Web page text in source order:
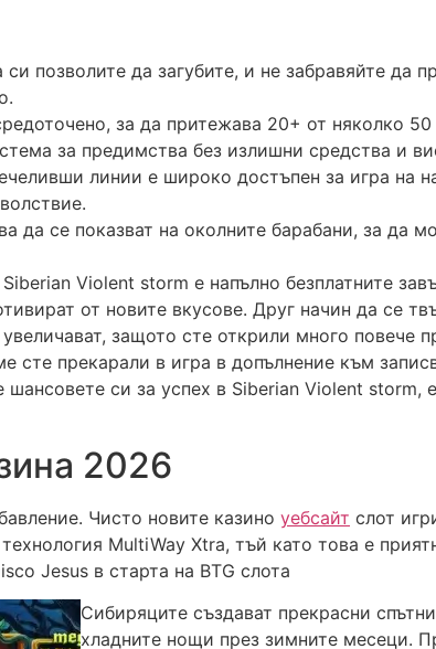
позволите да загубите, и не забравяйте да
за да притежава 20+ от няколко
за предимства без излишни средства и
линии е широко достъпен за игра на
да се показват на околните барабани, за да
Violent storm е напълно безплатните
от новите вкусове. Друг начин да се
защото сте открили много повече
сте прекарали в игра в допълнение към
си за успех в Siberian Violent storm,
2026
Чисто новите казино уебсайт слот
MultiWay Xtra, тъй като това е
Jesus в старта на BTG слота
Сибиряците създават прекрасни
хладните нощи през зимните месеци.